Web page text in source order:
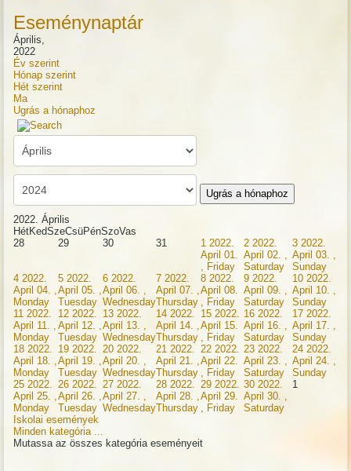
Eseménynaptár
Április,
2022
Év szerint
Hónap szerint
Hét szerint
Ma
Ugrás a hónaphoz
Ugrás a hónaphoz
2022. Április
HétKedSzeCsüPénSzoVas
28
29 30 31 1 2022.
April 01.
, Friday
2 2022.
April 02. ,
Saturday
3 2022.
April 03. ,
Sunday
4 2022.
April 04. ,
Monday
5 2022.
April 05. ,
Tuesday
6 2022.
April 06. ,
Wednesday
7 2022.
April 07. ,
Thursday
8 2022.
April 08.
, Friday
9 2022.
April 09. ,
Saturday
10 2022.
April 10. ,
Sunday
11 2022.
April 11. ,
Monday
12 2022.
April 12. ,
Tuesday
13 2022.
April 13. ,
Wednesday
14 2022.
April 14. ,
Thursday
15 2022.
April 15.
, Friday
16 2022.
April 16. ,
Saturday
17 2022.
April 17. ,
Sunday
18 2022.
April 18. ,
Monday
19 2022.
April 19. ,
Tuesday
20 2022.
April 20. ,
Wednesday
21 2022.
April 21. ,
Thursday
22 2022.
April 22.
, Friday
23 2022.
April 23. ,
Saturday
24 2022.
April 24. ,
Sunday
25 2022.
April 25. ,
Monday
26 2022.
April 26. ,
Tuesday
27 2022.
April 27. ,
Wednesday
28 2022.
April 28. ,
Thursday
29 2022.
April 29.
, Friday
30 2022.
April 30. ,
Saturday
1
Iskolai események
Minden kategória ...
Mutassa az összes kategória eseményeit